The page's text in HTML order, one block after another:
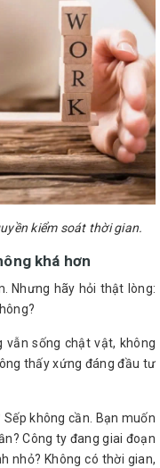
kiểm soát thời gian.
khá hơn
Nhưng hãy hỏi thật lòng:
vẫn sống chật vật, không
thấy xứng đáng đầu tư
không cần. Bạn muốn
Công ty đang giai đoạn
nhỏ? Không có thời gian,